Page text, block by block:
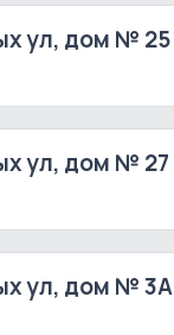
ул, дом № 25
ул, дом № 27
ул, дом № 3А